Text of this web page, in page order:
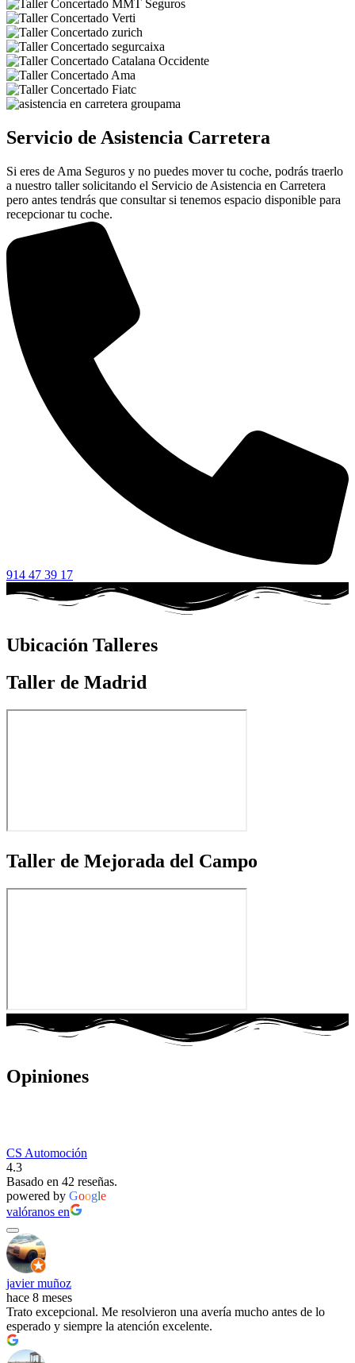
Servicio de Asistencia Carretera
Si eres de Ama Seguros y no puedes mover tu coche, podrás traerlo
a nuestro taller solicitando el Servicio de Asistencia en Carretera
pero antes tendrás que consultar si tenemos espacio disponible para
recepcionar tu coche.
914 47 39 17
Ubicación Talleres
Taller de Madrid
Taller de Mejorada del Campo
Opiniones
CS Automoción
4.3
Basado en 42 reseñas.
powered by Google
valóranos en
javier muñoz
hace 8 meses
Trato excepcional. Me resolvieron una avería mucho antes de lo
esperado y siempre la atención excelente.